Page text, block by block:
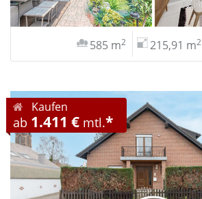
585 m2 215,91 m2
Kaufen
ab 1.411 € mtl.*